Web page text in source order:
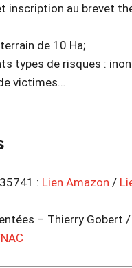
inscription au brevet
de 10 Ha;
types de risques :
victimes…
: Lien Amazon /
– Thierry Gobert /